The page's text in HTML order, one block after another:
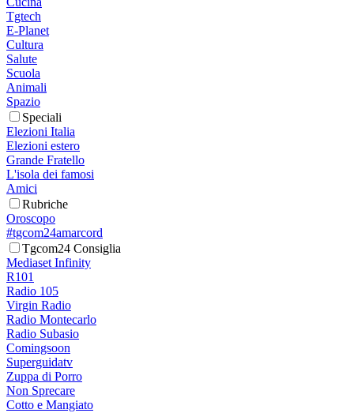
Tgtech
E-Planet
Cultura
Salute
Scuola
Animali
Spazio
Speciali
Elezioni Italia
Elezioni estero
Grande Fratello
L'isola dei famosi
Amici
Rubriche
Oroscopo
#tgcom24amarcord
Tgcom24 Consiglia
Mediaset Infinity
R101
Radio 105
Virgin Radio
Radio Montecarlo
Radio Subasio
Comingsoon
Superguidatv
Zuppa di Porro
Non Sprecare
Cotto e Mangiato